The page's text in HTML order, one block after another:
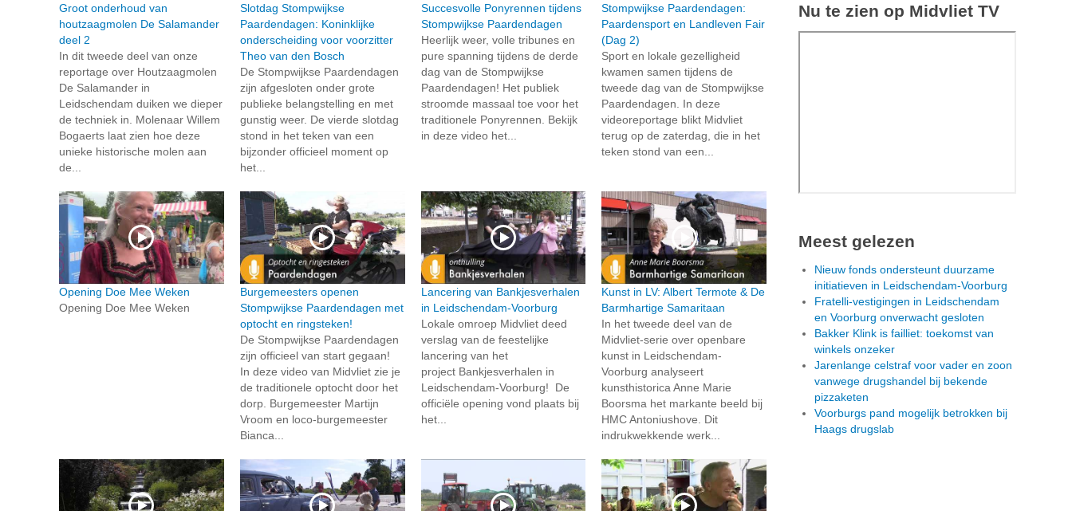
Groot onderhoud van
houtzaagmolen De Salamander
deel 2
In dit tweede deel van onze
reportage over Houtzaagmolen
De Salamander in
Leidschendam duiken we dieper
de techniek in. Molenaar Willem
Bogaerts laat zien hoe deze
unieke historische molen aan
de...
Slotdag Stompwijkse
Paardendagen: Koninklijke
onderscheiding voor voorzitter
Theo van den Bosch
De Stompwijkse Paardendagen
zijn afgesloten onder grote
publieke belangstelling en met
gunstig weer. De vierde slotdag
stond in het teken van een
bijzonder officieel moment op
het...
Succesvolle Ponyrennen tijdens
Stompwijkse Paardendagen
Heerlijk weer, volle tribunes en
pure spanning tijdens de derde
dag van de Stompwijkse
Paardendagen! Het publiek
stroomde massaal toe voor het
traditionele Ponyrennen. Bekijk
in deze video het...
Stompwijkse Paardendagen:
Paardensport en Landleven Fair
(Dag 2)
Sport en lokale gezelligheid
kwamen samen tijdens de
tweede dag van de Stompwijkse
Paardendagen. In deze
videoreportage blikt Midvliet
terug op de zaterdag, die in het
teken stond van een...
Opening Doe Mee Weken
Opening Doe Mee Weken
Burgemeesters openen
Stompwijkse Paardendagen met
optocht en ringsteken!
De Stompwijkse Paardendagen
zijn officieel van start gegaan!
In deze video van Midvliet zie je
de traditionele optocht door het
dorp. Burgemeester Martijn
Vroom en loco-burgemeester
Bianca...
Lancering van Bankjesverhalen
in Leidschendam-Voorburg
Lokale omroep Midvliet deed
verslag van de feestelijke
lancering van het
project Bankjesverhalen in
Leidschendam-Voorburg! De
officiële opening vond plaats bij
het...
Kunst in LV: Albert Termote & De
Barmhartige Samaritaan
In het tweede deel van de
Midvliet-serie over openbare
kunst in Leidschendam-
Voorburg analyseert
kunsthistorica Anne Marie
Boorsma het markante beeld bij
HMC Antoniushove. Dit
indrukwekkende werk...
Nu te zien op Midvliet TV
Meest gelezen
Nieuw fonds ondersteunt duurzame
initiatieven in Leidschendam-Voorburg
Fratelli-vestigingen in Leidschendam
en Voorburg onverwacht gesloten
Bakker Klink is failliet: toekomst van
winkels onzeker
Jarenlange celstraf voor vader en zoon
vanwege drugshandel bij bekende
pizzaketen
Voorburgs pand mogelijk betrokken bij
Haags drugslab